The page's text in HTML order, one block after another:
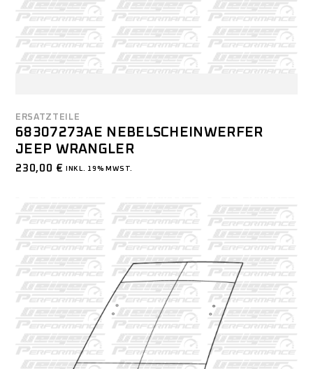
ERSATZTEILE
68307273AE NEBELSCHEINWERFER
JEEP WRANGLER
230,00 € INKL. 19% MWST.